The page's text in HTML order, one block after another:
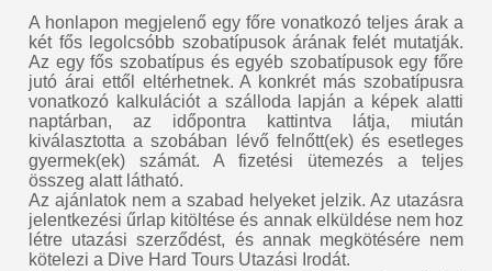
A honlapon megjelenő egy főre vonatkozó teljes árak a
két fős legolcsóbb szobatípusok árának felét mutatják.
Az egy fős szobatípus és egyéb szobatípusok egy főre
jutó árai ettől eltérhetnek. A konkrét más szobatípusra
vonatkozó kalkulációt a szálloda lapján a képek alatti
naptárban, az időpontra kattintva látja, miután
kiválasztotta a szobában lévő felnőtt(ek) és esetleges
gyermek(ek) számát. A fizetési ütemezés a teljes
összeg alatt látható.
Az ajánlatok nem a szabad helyeket jelzik. Az utazásra
jelentkezési űrlap kitöltése és annak elküldése nem hoz
létre utazási szerződést, és annak megkötésére nem
kötelezi a Dive Hard Tours Utazási Irodát.